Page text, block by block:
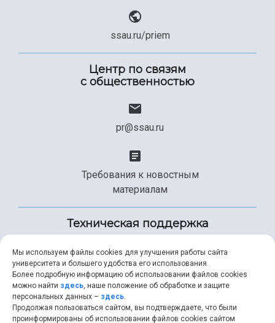
ssau.ru/priem
Центр по связям
с общественностью
pr@ssau.ru
Требования к новостным
материалам
Техническая поддержка
+7 (846) 267-49-99
help@ssau.ru
Мы используем файлы cookies для улучшения работы сайта
университета и большего удобства его использования.
Более подробную информацию об использовании файлов cookies
можно найти здесь, наше положение об обработке и защите
персональных данных – здесь.
Продолжая пользоваться сайтом, вы подтверждаете, что были
проинформированы об использовании файлов cookies сайтом